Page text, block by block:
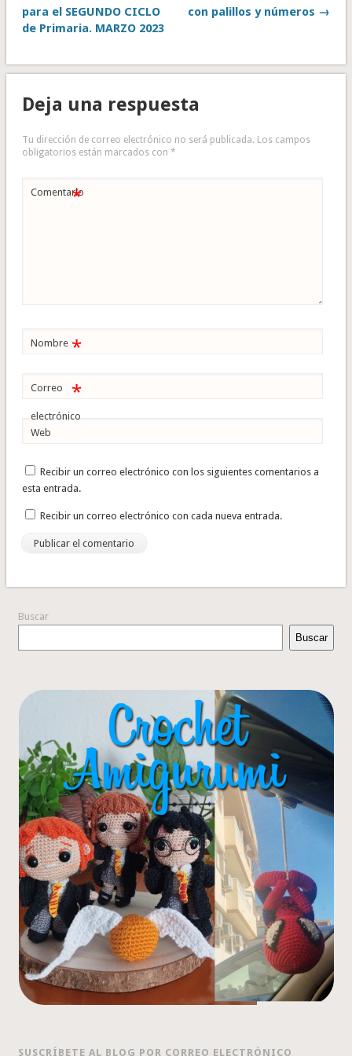
para el SEGUNDO CICLO
de Primaria. MARZO 2023
con palillos y números →
Deja una respuesta
Tu dirección de correo electrónico no será publicada. Los campos
obligatorios están marcados con *
Comentario
*
Nombre *
Correo
electrónico
*
Web
Recibir un correo electrónico con los siguientes comentarios a
esta entrada.
Recibir un correo electrónico con cada nueva entrada.
Buscar
Buscar
SUSCRÍBETE AL BLOG POR CORREO ELECTRÓNICO